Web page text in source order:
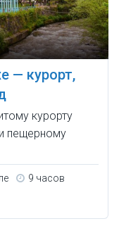
— курорт,
курорту
пещерному
9 часов